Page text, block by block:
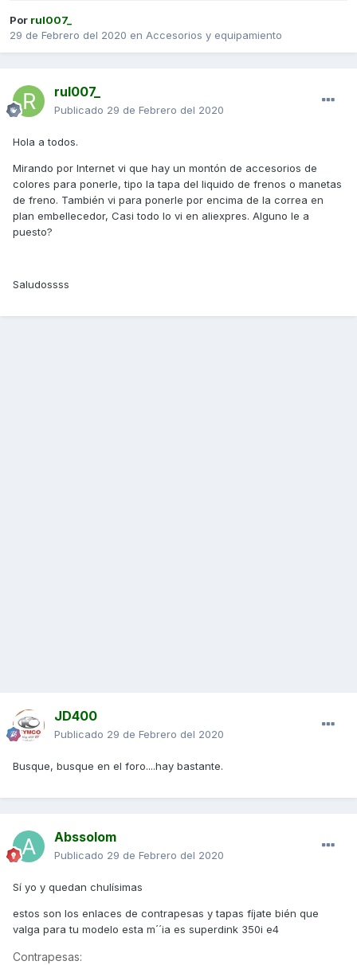
Por rul007_
29 de Febrero del 2020 en Accesorios y equipamiento
rul007_
Publicado 29 de Febrero del 2020
Hola a todos.
Mirando por Internet vi que hay un montón de accesorios de
colores para ponerle, tipo la tapa del liquido de frenos o manetas
de freno. También vi para ponerle por encima de la correa en
plan embellecedor, Casi todo lo vi en aliexpres. Alguno le a
puesto?
Saludossss
JD400
Publicado 29 de Febrero del 2020
Busque, busque en el foro....hay bastante.
Abssolom
Publicado 29 de Febrero del 2020
Sí yo y quedan chulísimas
estos son los enlaces de contrapesas y tapas fíjate bién que
valga para tu modelo esta m´´ia es superdink 350i e4
Contrapesas: